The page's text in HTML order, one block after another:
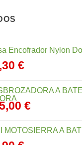
Encofrador Nylon
€
A
€
MOTOSIERRA A